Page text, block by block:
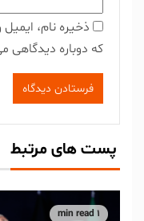
ذخیره نام،
که دوباره دیدگاهی
پست های مرتبط
1 min read